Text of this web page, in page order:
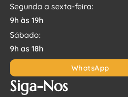
Segunda a sexta-feira:
9h às 19h
Sábado:
9h as 18h
WhatsApp
Siga-Nos